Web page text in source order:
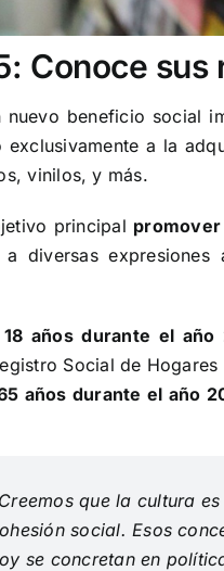
Conoce
nuevo beneficio social
exclusivamente a la
vinilos, y más.
principal
diversas
18 años durante el año
Social de Hogares
años durante el año
que la cultura
social. Esos
se concretan en